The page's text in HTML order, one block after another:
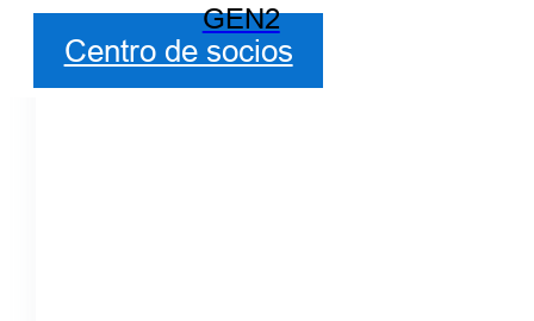
GEN2
Centro de socios